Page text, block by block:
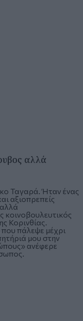
αλλά
Ταγαρά. Ήταν ένας
αξιοπρεπείς
κοινοβουλευτικός
Κορινθίας.
πάλεψε μέχρι
μου στην
ανέφερε